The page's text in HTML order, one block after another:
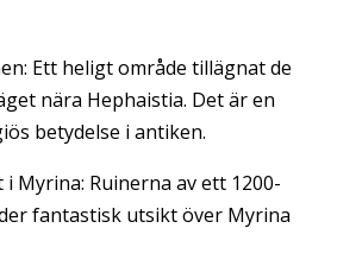
Ett heligt område tillägnat de
nära Hephaistia. Det är en
betydelse i antiken.
Myrina: Ruinerna av ett 1200-
fantastisk utsikt över Myrina